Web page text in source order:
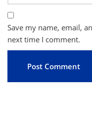
Save my name, email,
next time I comment.